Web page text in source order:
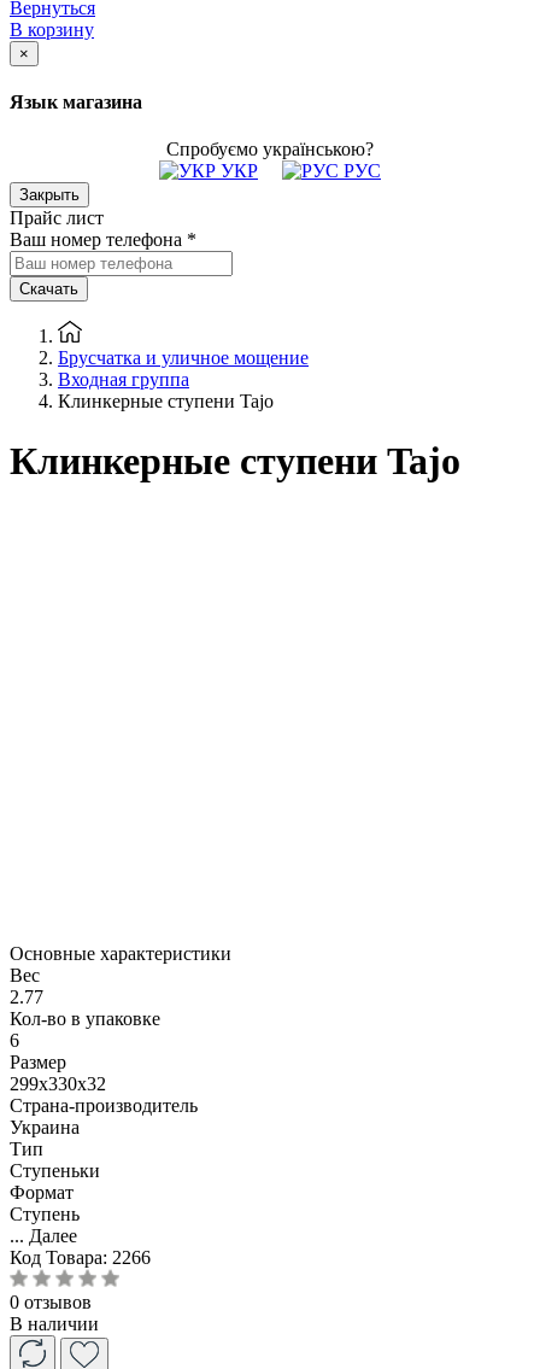
Вернуться
В корзину
×
Язык магазина
Спробуємо українською?
УКР
РУС
Закрыть
Прайс лист
Ваш номер телефона *
Скачать
Брусчатка и уличное мощение
Входная группа
Клинкерные ступени Tajo
Клинкерные ступени Tajo
Основные характеристики
Вес
2.77
Кол-во в упаковке
6
Размер
299х330х32
Страна-производитель
Украина
Тип
Ступеньки
Формат
Ступень
... Далее
Код Товара: 2266
0 отзывов
В наличии